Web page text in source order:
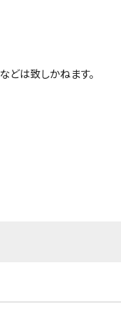
どは致しかねます。